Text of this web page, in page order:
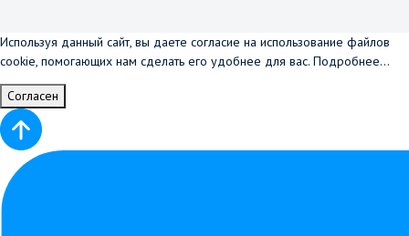
Используя данный сайт, вы даете согласие на использование файлов
cookie, помогающих нам сделать его удобнее для вас. Подробнее...
Согласен